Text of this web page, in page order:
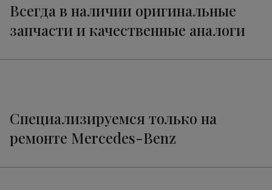
Всегда в наличии оригинальные
запчасти и качественные аналоги
Специализируемся только на
ремонте Mercedes-Benz